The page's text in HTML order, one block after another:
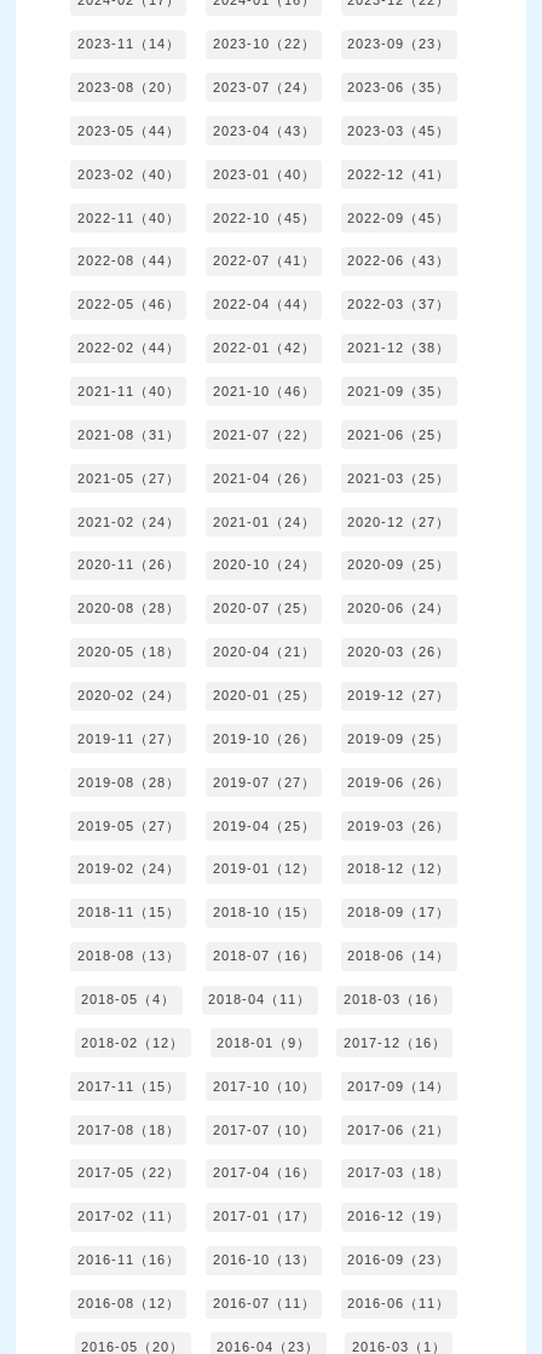
2023-11（14） 2023-10（22） 2023-09（23）
2023-08（20） 2023-07（24） 2023-06（35）
2023-05（44） 2023-04（43） 2023-03（45）
2023-02（40） 2023-01（40） 2022-12（41）
2022-11（40） 2022-10（45） 2022-09（45）
2022-08（44） 2022-07（41） 2022-06（43）
2022-05（46） 2022-04（44） 2022-03（37）
2022-02（44） 2022-01（42） 2021-12（38）
2021-11（40） 2021-10（46） 2021-09（35）
2021-08（31） 2021-07（22） 2021-06（25）
2021-05（27） 2021-04（26） 2021-03（25）
2021-02（24） 2021-01（24） 2020-12（27）
2020-11（26） 2020-10（24） 2020-09（25）
2020-08（28） 2020-07（25） 2020-06（24）
2020-05（18） 2020-04（21） 2020-03（26）
2020-02（24） 2020-01（25） 2019-12（27）
2019-11（27） 2019-10（26） 2019-09（25）
2019-08（28） 2019-07（27） 2019-06（26）
2019-05（27） 2019-04（25） 2019-03（26）
2019-02（24） 2019-01（12） 2018-12（12）
2018-11（15） 2018-10（15） 2018-09（17）
2018-08（13） 2018-07（16） 2018-06（14）
2018-05（4） 2018-04（11） 2018-03（16）
2018-02（12） 2018-01（9） 2017-12（16）
2017-11（15） 2017-10（10） 2017-09（14）
2017-08（18） 2017-07（10） 2017-06（21）
2017-05（22） 2017-04（16） 2017-03（18）
2017-02（11） 2017-01（17） 2016-12（19）
2016-11（16） 2016-10（13） 2016-09（23）
2016-08（12） 2016-07（11） 2016-06（11）
2016-05（20） 2016-04（23） 2016-03（1）